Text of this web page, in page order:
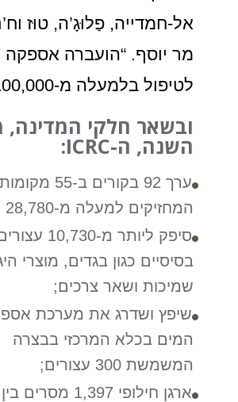
אל-חמדייה, פַלוּגָ’ה, טוּז
מר יוסף. “הועברה
לטיפול בלמעלה מ-100,000 איש.”
ובשאר חלקי המדינה,
השנה, ה-ICRC:
ערך 92 בקורים
המחזיקים למעלה מ-28,780 עצורים;
סיפק ליותר מ-
בסיסיים כגון בגדים, מוצרי
שמיכות ושאר צרכים;
שיפץ ושדרג את מערכת
המים בכלא המרכזי בבצרה
המשמשת 300 עצורים;
ארגן חילופי 1,397